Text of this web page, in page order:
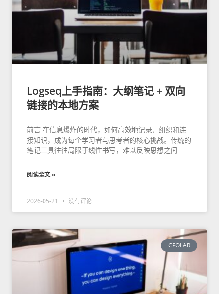
Logseq上手指南：大纲笔记 + 双向
链接的本地方案
前言 在信息爆炸的时代，如何高效地记录、组织和连
接知识，成为每个学习者与思考者的核心挑战。传统的
笔记工具往往局限于线性书写，难以反映思想之间
阅读全文 »
2026-05-21 没有评论
CPOLAR